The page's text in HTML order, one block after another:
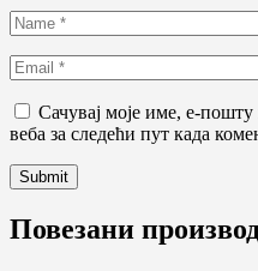
Сачувај моје име, е-
веба за следећи пут када
Повезани